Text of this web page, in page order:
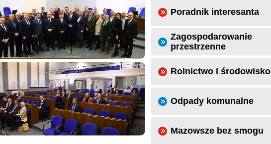
Poradnik interesanta
Zagospodarowanie
przestrzenne
Rolnictwo i środowisko
Odpady komunalne
Mazowsze bez smogu